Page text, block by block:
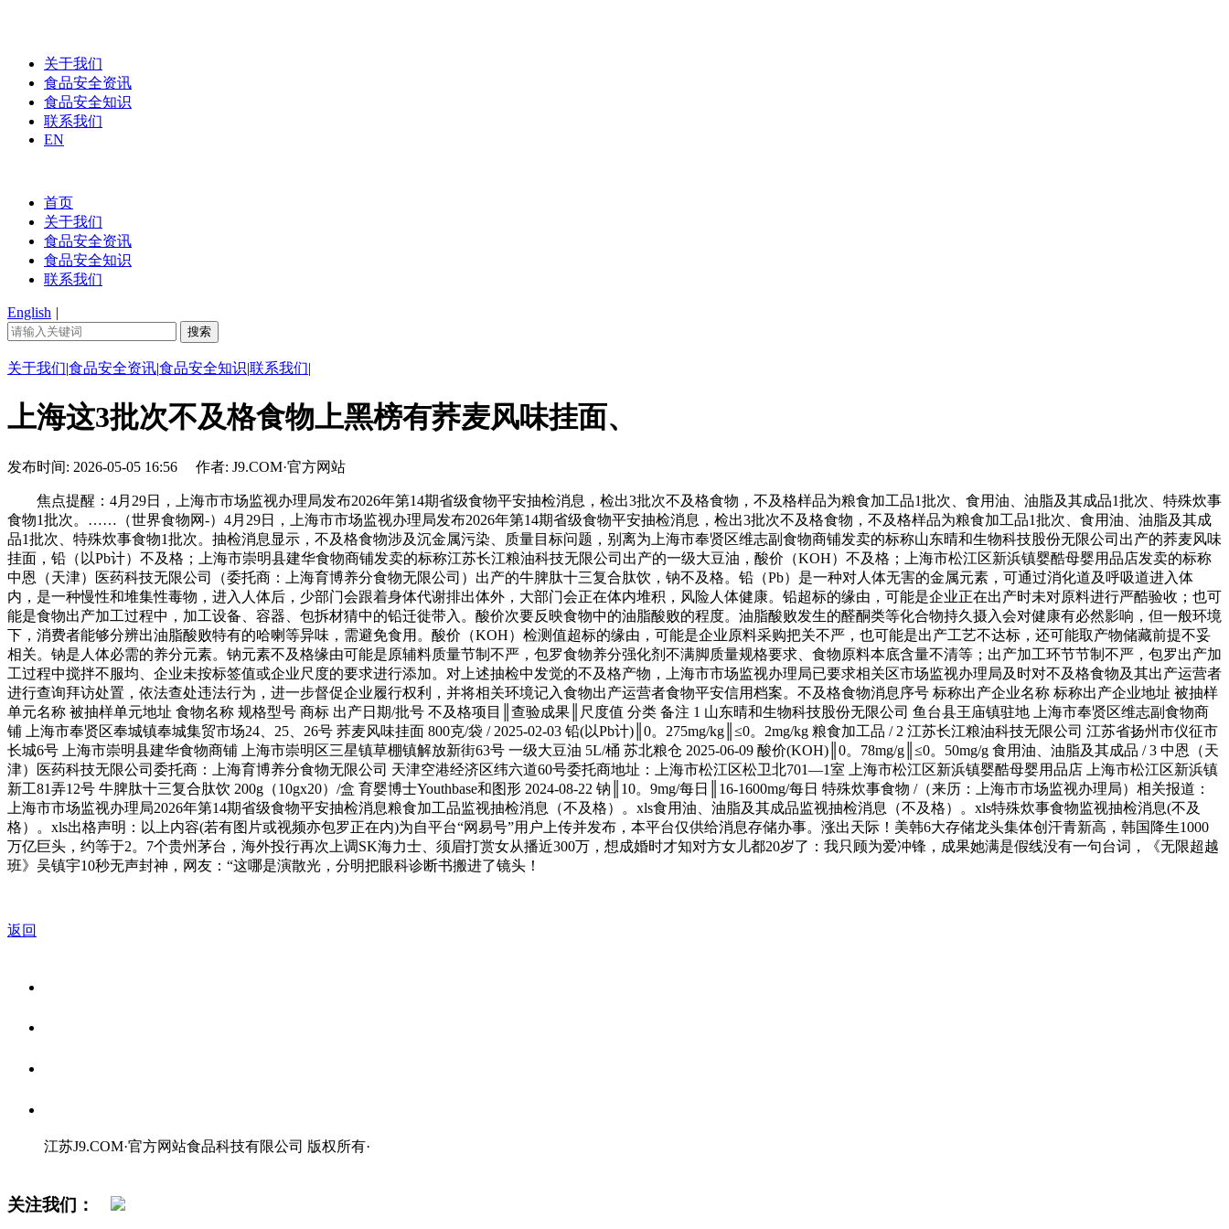
关于我们
食品安全资讯
食品安全知识
联系我们
EN
首页
关于我们
食品安全资讯
食品安全知识
联系我们
English |
关于我们|食品安全资讯|食品安全知识|联系我们|
上海这3批次不及格食物上黑榜有荞麦风味挂面、
发布时间: 2026-05-05 16:56 作者: J9.COM·官方网站
焦点提醒：4月29日，上海市市场监视办理局发布2026年第14期省级食物平安抽检消息，检出3批次不及格食物，不及格样品为粮食加工品1批次、食用油、油脂及其成品1批次、特殊炊事
食物1批次。……（世界食物网-）4月29日，上海市市场监视办理局发布2026年第14期省级食物平安抽检消息，检出3批次不及格食物，不及格样品为粮食加工品1批次、食用油、油脂及其成
品1批次、特殊炊事食物1批次。抽检消息显示，不及格食物涉及沉金属污染、质量目标问题，别离为上海市奉贤区维志副食物商铺发卖的标称山东晴和生物科技股份无限公司出产的荞麦风味
挂面，铅（以Pb计）不及格；上海市崇明县建华食物商铺发卖的标称江苏长江粮油科技无限公司出产的一级大豆油，酸价（KOH）不及格；上海市松江区新浜镇婴酷母婴用品店发卖的标称
中恩（天津）医药科技无限公司（委托商：上海育博养分食物无限公司）出产的牛脾肽十三复合肽饮，钠不及格。铅（Pb）是一种对人体无害的金属元素，可通过消化道及呼吸道进入体
内，是一种慢性和堆集性毒物，进入人体后，少部门会跟着身体代谢排出体外，大部门会正在体内堆积，风险人体健康。铅超标的缘由，可能是企业正在出产时未对原料进行严酷验收；也可
能是食物出产加工过程中，加工设备、容器、包拆材猜中的铅迁徙带入。酸价次要反映食物中的油脂酸败的程度。油脂酸败发生的醛酮类等化合物持久摄入会对健康有必然影响，但一般环境
下，消费者能够分辨出油脂酸败特有的哈喇等异味，需避免食用。酸价（KOH）检测值超标的缘由，可能是企业原料采购把关不严，也可能是出产工艺不达标，还可能取产物储藏前提不妥
相关。钠是人体必需的养分元素。钠元素不及格缘由可能是原辅料质量节制不严，包罗食物养分强化剂不满脚质量规格要求、食物原料本底含量不清等；出产加工环节节制不严，包罗出产加
工过程中搅拌不服均、企业未按标签值或企业尺度的要求进行添加。对上述抽检中发觉的不及格产物，上海市市场监视办理局已要求相关区市场监视办理局及时对不及格食物及其出产运营者
进行查询拜访处置，依法查处违法行为，进一步督促企业履行权利，并将相关环境记入食物出产运营者食物平安信用档案。不及格食物消息序号 标称出产企业名称 标称出产企业地址 被抽样
单元名称 被抽样单元地址 食物名称 规格型号 商标 出产日期/批号 不及格项目║查验成果║尺度值 分类 备注 1 山东晴和生物科技股份无限公司 鱼台县王庙镇驻地 上海市奉贤区维志副食物商
铺 上海市奉贤区奉城镇奉城集贸市场24、25、26号 荞麦风味挂面 800克/袋 / 2025-02-03 铅(以Pb计)║0。275mg/kg║≤0。2mg/kg 粮食加工品 / 2 江苏长江粮油科技无限公司 江苏省扬州市仪征市
长城6号 上海市崇明县建华食物商铺 上海市崇明区三星镇草棚镇解放新街63号 一级大豆油 5L/桶 苏北粮仓 2025-06-09 酸价(KOH)║0。78mg/g║≤0。50mg/g 食用油、油脂及其成品 / 3 中恩（天
津）医药科技无限公司委托商：上海育博养分食物无限公司 天津空港经济区纬六道60号委托商地址：上海市松江区松卫北701—1室 上海市松江区新浜镇婴酷母婴用品店 上海市松江区新浜镇
新工81弄12号 牛脾肽十三复合肽饮 200g（10gx20）/盒 育婴博士Youthbase和图形 2024-08-22 钠║10。9mg/每日║16-1600mg/每日 特殊炊事食物 /（来历：上海市市场监视办理局）相关报道：
上海市市场监视办理局2026年第14期省级食物平安抽检消息粮食加工品监视抽检消息（不及格）。xls食用油、油脂及其成品监视抽检消息（不及格）。xls特殊炊事食物监视抽检消息(不及
格）。xls出格声明：以上内容(若有图片或视频亦包罗正在内)为自平台“网易号”用户上传并发布，本平台仅供给消息存储办事。涨出天际！美韩6大存储龙头集体创汗青新高，韩国降生1000
万亿巨头，约等于2。7个贵州茅台，海外投行再次上调SK海力士、须眉打赏女从播近300万，想成婚时才知对方女儿都20岁了：我只顾为爱冲锋，成果她满是假线没有一句台词，《无限超越
班》吴镇宇10秒无声封神，网友：“这哪是演散光，分明把眼科诊断书搬进了镜头！
返回
江苏J9.COM·官方网站食品科技有限公司 版权所有·
关注我们：